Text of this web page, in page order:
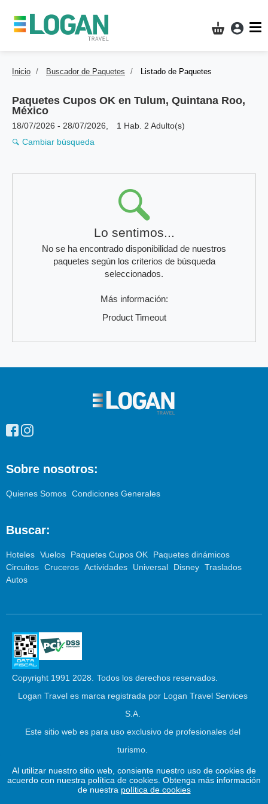
Mi compra
Inicio Buscador de Paquetes Listado de Paquetes
Paquetes Cupos OK en Tulum, Quintana Roo,
México
18/07/2026 - 28/07/2026
1 Hab. 2 Adulto(s)
Cambiar búsqueda
Resultados
Lo sentimos...
No se ha encontrado disponibilidad de nuestros
paquetes según los criterios de búsqueda
seleccionados.
Más información:
Product Timeout
de
Sobre nosotros:
Quienes Somos Condiciones Generales
Buscar:
Hoteles Vuelos Paquetes Cupos OK
Paquetes dinámicos
Circuitos Cruceros Actividades Universal Disney Traslados
Autos
Copyright 1991 2028.
Todos los derechos reservados.
Logan Travel es marca registrada por Logan Travel Services
S.A.
Este sitio web es para uso exclusivo de profesionales del
turismo.
2026 © Logan TravelPowered byJuniper Este
Al utilizar nuestro sitio web, consiente nuestro uso de cookies de
acuerdo con nuestra política de cookies. Obtenga más información
de nuestra política de cookies